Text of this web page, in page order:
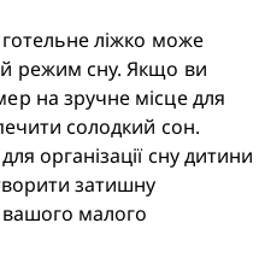
ліжко може
режим сну. Якщо ви
на зручне місце для
солодкий сон.
організації сну дитини
затишну
малого